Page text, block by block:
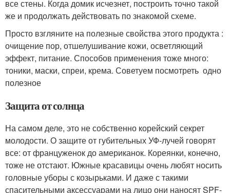
все стены. Когда домик исчезнет, построить точно такой
же и продолжать действовать по знакомой схеме.
Просто взгляните на полезные свойства этого продукта :
очищение пор, отшелушивание кожи, осветляющий
эффект, питание. Способов применения тоже много:
тоники, маски, спреи, крема. Советуем посмотреть одно
полезное
Защита от солнца
На самом деле, это не собственно корейский секрет
молодости. О защите от губительных УФ-лучей говорят
все: от француженок до американок. Кореянки, конечно,
тоже не отстают. Южные красавицы очень любят носить
головные уборы с козырьками. И даже с такими
спасительными аксессуарами на лицо они наносят SPF-